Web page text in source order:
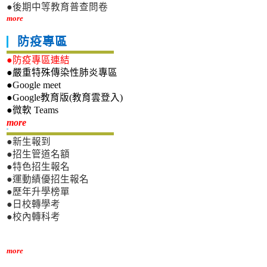
●後期中等教育普查問卷
more
防疫專區
●防疫專區連結
●嚴重特殊傳染性肺炎專區
●Google meet
●Google教育版(教育雲登入)
●微軟 Teams
more新生專區
●新生報到
●招生管道名額
●特色招生報名
●運動績優招生報名
●歷年升學榜單
●日校轉學考
●校內轉科考
more